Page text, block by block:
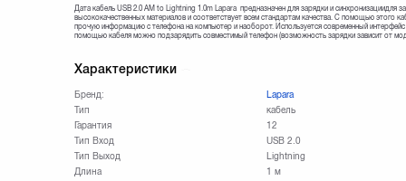
Дата кабель USB 2.0 AM to Lightning 1.0m Lapara предназначен для зарядки и синхронизациидля
высококачественных материалов и соответствует всем стандартам качества. С помощью этого
прочую информацию с телефона на компьютер и наоборот. Используется современный
помощью кабеля можно подзарядить совместимый телефон (возможность зарядки зависит от
Характеристики
Бренд:
Lapara
Тип
кабель
Гарантия
12
Тип Вход
USB 2.0
Тип Выход
Lightning
Длина
1 м